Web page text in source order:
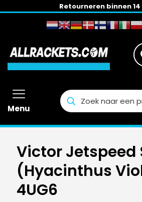
Nederland: gratis verzending
Menu
Victor Jetspeed
(Hyacinthus
4UG6